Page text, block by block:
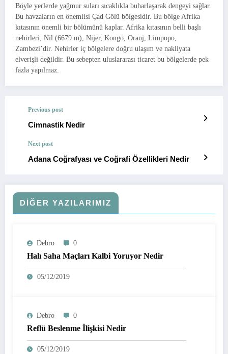
Böyle yerlerde yağmur suları sıcaklıkla buharlaşarak dengeyi sağlar.
Bu havzaların en önemlisi Çad Gölü bölgesidir. Bu bölge Afrika
kıtasının önemli bir bölümünü kaplar. Afrika kıtasının belli başlı
nehirleri; Nil (6679 m), Nijer, Kongo, Oranj, Limpopo,
Zambezi’dir. Nehirler iç bölgelere doğru ulaşım ve nakliyata
elverişli değildir. Bu sebepten uluslararası ticaret bu bölgelerde pek
fazla yapılmaz.
Previous post
Cimnastik Nedir
Next post
Adana Coğrafyası ve Coğrafi Özellikleri Nedir
DIĞER YAZILARIMIZ
Debro 0
Halı Saha Maçları Kalbi Yoruyor Nedir
05/12/2019
Debro 0
Reflü Beslenme İlişkisi Nedir
05/12/2019